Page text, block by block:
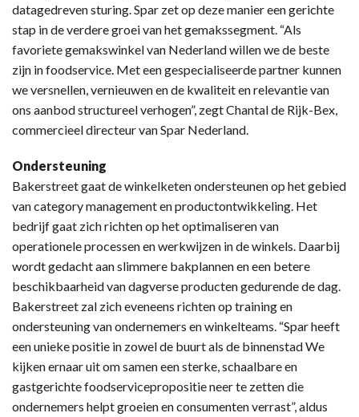
datagedreven sturing. Spar zet op deze manier een gerichte
stap in de verdere groei van het gemakssegment. “Als
favoriete gemakswinkel van Nederland willen we de beste
zijn in foodservice. Met een gespecialiseerde partner kunnen
we versnellen, vernieuwen en de kwaliteit en relevantie van
ons aanbod structureel verhogen”, zegt Chantal de Rijk-Bex,
commercieel directeur van Spar Nederland.
Ondersteuning
Bakerstreet gaat de winkelketen ondersteunen op het gebied
van category management en productontwikkeling. Het
bedrijf gaat zich richten op het optimaliseren van
operationele processen en werkwijzen in de winkels. Daarbij
wordt gedacht aan slimmere bakplannen en een betere
beschikbaarheid van dagverse producten gedurende de dag.
Bakerstreet zal zich eveneens richten op training en
ondersteuning van ondernemers en winkelteams. “Spar heeft
een unieke positie in zowel de buurt als de binnenstad We
kijken ernaar uit om samen een sterke, schaalbare en
gastgerichte foodservicepropositie neer te zetten die
ondernemers helpt groeien en consumenten verrast”, aldus